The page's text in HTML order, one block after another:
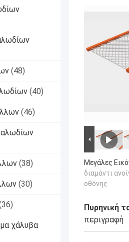
(48)
(40)
(46)
(38)
(30)
χάλυβα
Μεγάλες
διαμάντι
οθόνης
Πυρηνική
περιγραφή